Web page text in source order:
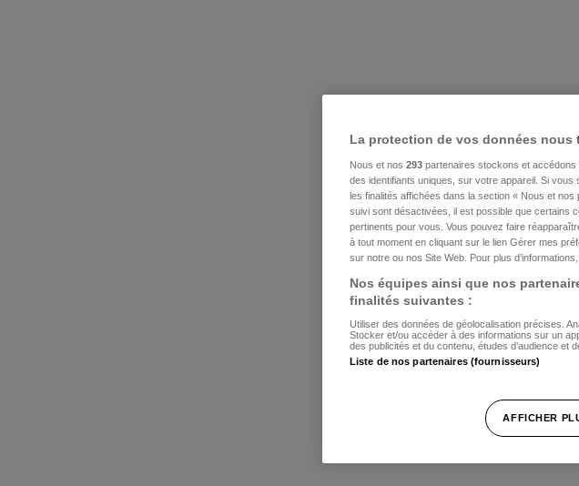
La protection de vos données nous
Nous et nos 293 partenaires stockons et accédons
des identifiants uniques, sur votre appareil. Si
les finalités affichées dans la section « Nous et
suivi sont désactivées, il est possible que certains
pertinents pour vous. Vous pouvez faire
à tout moment en cliquant sur le lien Gérer mes
sur notre ou nos Site Web. Pour plus
Nos équipes ainsi que nos
finalités suivantes :
Utiliser des données de géolocalisation précises.
Stocker et/ou accéder à des informations sur un
des publicités et du contenu, études d’audience et
Liste de nos partenaires (fournisseurs)
AFFICHER